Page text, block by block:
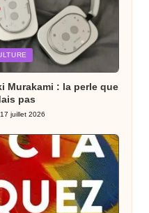
Murakami : la perle que
pas
17 juillet 2026